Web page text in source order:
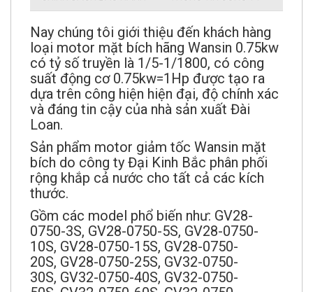
Nay chúng tôi giới thiệu đến khách hàng
loại motor mặt bích hãng Wansin 0.75kw
có tỷ số truyền là 1/5-1/1800, có công
suất động cơ 0.75kw=1Hp được tạo ra
dựa trên công hiện hiện đại, độ chính xác
và đáng tin cậy của nhà sản xuất Đài
Loan.
Sản phẩm motor giảm tốc Wansin mặt
bích do công ty Đại Kinh Bắc phân phối
rộng khắp cả nước cho tất cả các kích
thước.
Gồm các model phổ biến như: GV28-
0750-3S, GV28-0750-5S, GV28-0750-
10S, GV28-0750-15S, GV28-0750-
20S, GV28-0750-25S, GV32-0750-
30S, GV32-0750-40S, GV32-0750-